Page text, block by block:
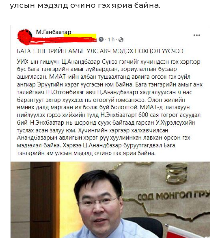
улсын мэдэлд очино гэх яриа байна.